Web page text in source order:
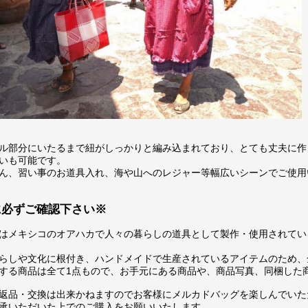
部分にいたるまで紐がしっかりと編み込まれており、とても丈夫に
も可能です。
、習い事のお道具入れ、海や山へのレジャー等幅広いシーンでご使
ずご確認下さい※
メキシコのオアハカで人々の暮らしの道具として製作・使用されて
しや文化に根付き、ハンドメイドで生産されているアイテムのため
る商品は全て1点もので、お手元にある商品や、商品写真、同梱し
品・交換は出来かねますのでお客様にメルカドバッグを楽しんでい